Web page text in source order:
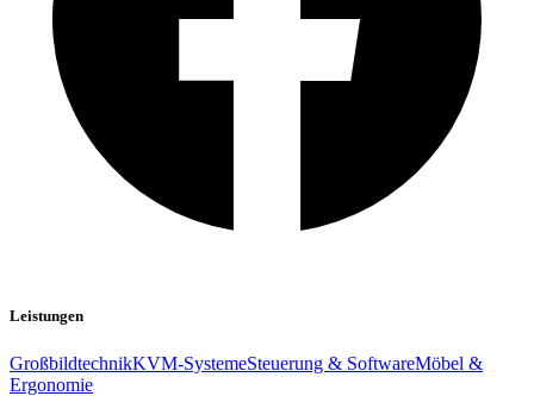
Leistungen
GroßbildtechnikKVM-SystemeSteuerung & SoftwareMöbel &
Ergonomie